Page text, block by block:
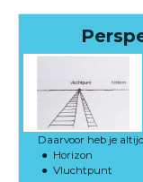
Daarvoor heb je
Horizon
Vluchtpunt